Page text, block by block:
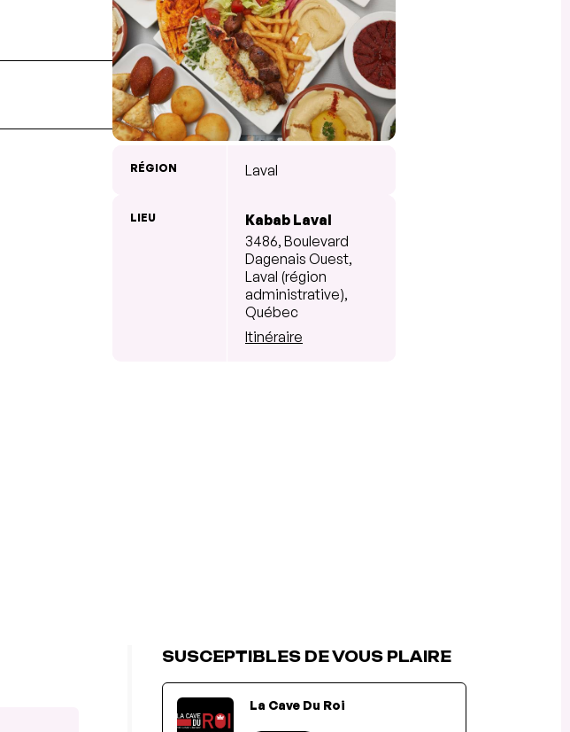
RÉGION Laval
LIEU
Kabab Laval
3486, Boulevard
Dagenais Ouest,
Laval (région
administrative),
Québec
Itinéraire
SUSCEPTIBLES DE VOUS PLAIRE
La Cave Du Roi